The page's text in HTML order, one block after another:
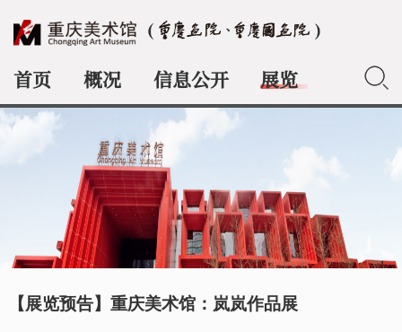
首页 概况 信息公开 展览 典藏
【展览预告】重庆美术馆：岚岚作品展